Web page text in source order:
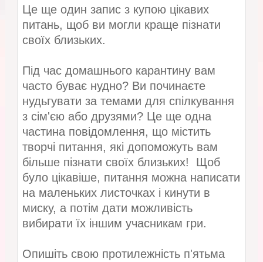
Це ще один запис з купою цікавих
питань, щоб ви могли краще пізнати
своїх близьких.
Під час домашнього карантину вам
часто буває нудно? Ви починаєте
нудьгувати за темами для спілкування
з сім'єю або друзями? Це ще одна
частина повідомлення, що містить
творчі питання, які допоможуть вам
більше пізнати своїх близьких! Щоб
було цікавіше, питання можна написати
на маленьких листочках і кинути в
миску, а потім дати можливість
вибирати їх іншим учасникам гри.
Опишіть свою протилежність п'ятьма